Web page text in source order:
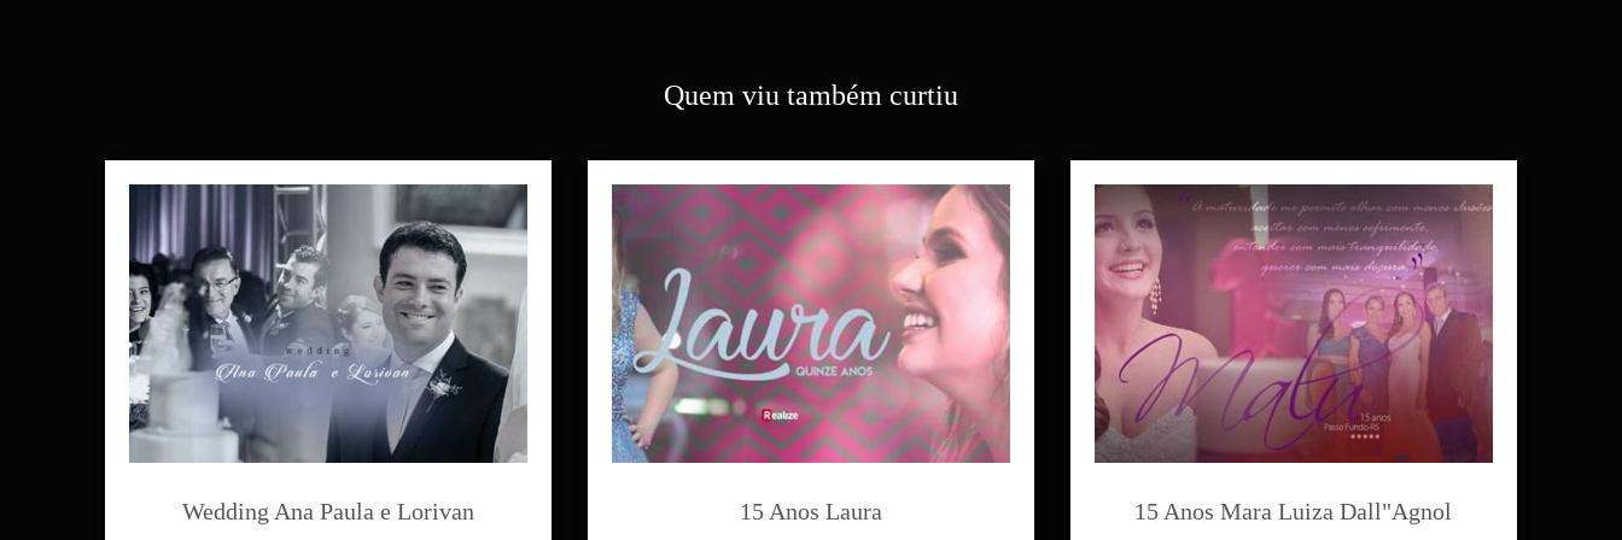
Quem viu também curtiu
Wedding Ana Paula e Lorivan 15 Anos Laura 15 Anos Mara Luiza Dall"Agnol